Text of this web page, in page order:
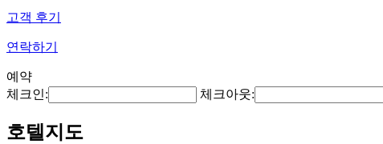
고객 후기
연락하기
예약
체크인:
체크아웃:
호텔지도